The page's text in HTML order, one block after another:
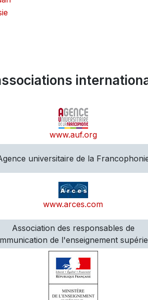
www.auf.org
universitaire de la
www.arces.com
Association des responsables de
de l'enseignement